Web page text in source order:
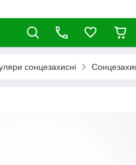
сонцезахисні